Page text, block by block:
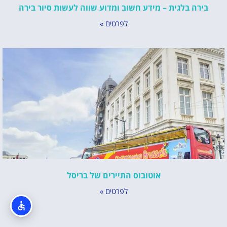
בירה בלגית – מידע חשוב ומדוע שווה לעשות סיור בירה
לפרטים »
אוטובוס התיירים של בריסל
לפרטים »